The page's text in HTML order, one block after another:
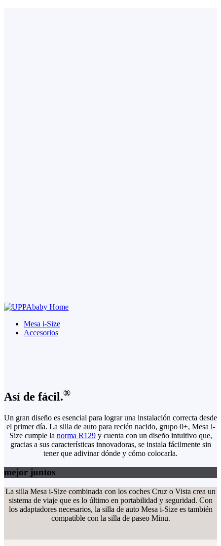
Mesa i-Size
Accesorios
Así de fácil.®
Un gran diseño es esencial para lograr una instalación correcta desde
el primer día. La silla de auto para recién nacido, grupo 0+, Mesa i-
Size cumple la norma R129y cuenta con un diseño intuitivo que,
gracias a sus características innovadoras, se instala fácilmente sin
tener que adivinar dónde y cómo colocarla.
mejor juntos
La silla Mesa i-Size combinada con los coches Cruz o Vista crea un
sistema de viaje que es lo último en portabilidad y seguridad. Con
los adaptadores necesarios, la silla de auto Mesa i-Size es también
compatible con la silla de paseo Minu.